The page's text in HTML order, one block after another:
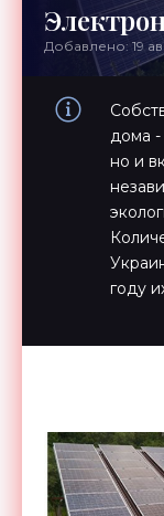
Добавлено: 19
дома -
но и
году